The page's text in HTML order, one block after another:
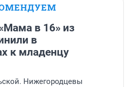
в 16» из
в
к младенцу
Нижегородцевы